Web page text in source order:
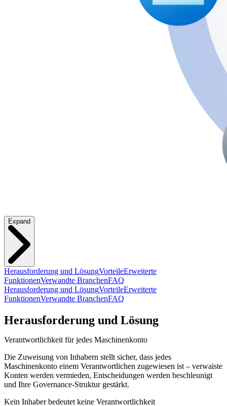
Expand
Herausforderung und LösungVorteileErweiterte
FunktionenVerwandte BranchenFAQ
Herausforderung und LösungVorteileErweiterte
FunktionenVerwandte BranchenFAQ
Herausforderung und Lösung
Verantwortlichkeit für jedes Maschinenkonto
Die Zuweisung von Inhabern stellt sicher, dass jedes
Maschinenkonto einem Verantwortlichen zugewiesen ist – verwaiste
Konten werden vermieden, Entscheidungen werden beschleunigt
und Ihre Governance-Struktur gestärkt.
Kein Inhaber bedeutet keine Verantwortlichkeit